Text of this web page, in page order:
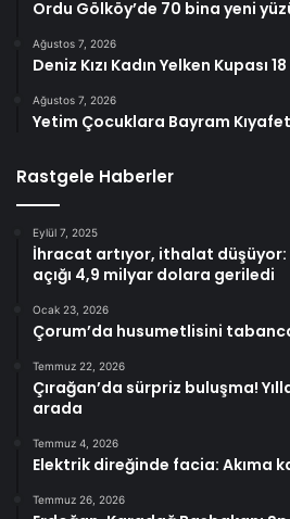
Ordu Gölköy’de 70 bina yeni
Ağustos 7, 2026
Deniz Kızı Kadın Yelken Kupası
Ağustos 7, 2026
Yetim Çocuklara Bayram
Rastgele Haberler
Eylül 7, 2025
İhracat artıyor, ithalat düşüyor:
açığı 4,9 milyar dolara geriledi
Ocak 23, 2026
Çorum’da husumetlisini
Temmuz 22, 2026
Çırağan’da sürpriz buluşma!
arada
Temmuz 4, 2026
Elektrik direğinde facia: Akıma
Temmuz 26, 2026